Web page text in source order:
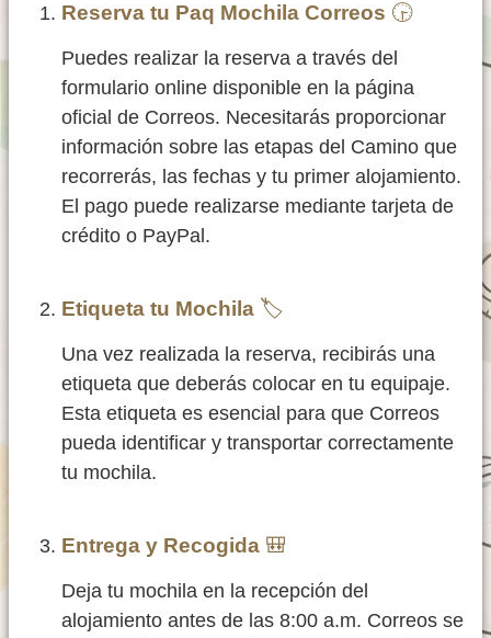
Reserva tu Paq Mochila Correos 🕞
Puedes realizar la reserva a través del
formulario online disponible en la página
oficial de Correos. Necesitarás proporcionar
información sobre las etapas del Camino que
recorrerás, las fechas y tu primer alojamiento.
El pago puede realizarse mediante tarjeta de
crédito o PayPal.
Etiqueta tu Mochila 🏷️
Una vez realizada la reserva, recibirás una
etiqueta que deberás colocar en tu equipaje.
Esta etiqueta es esencial para que Correos
pueda identificar y transportar correctamente
tu mochila.
Entrega y Recogida 🎒
Deja tu mochila en la recepción del
alojamiento antes de las 8:00 a.m. Correos se